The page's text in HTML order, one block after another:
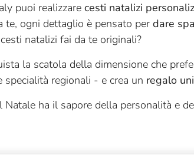
puoi realizzare cesti natalizi
te, ogni dettaglio è pensato per dare
natalizi fai da te originali?
la scatola della dimensione che
specialità regionali - e crea un regalo
ha il sapore della personalità e